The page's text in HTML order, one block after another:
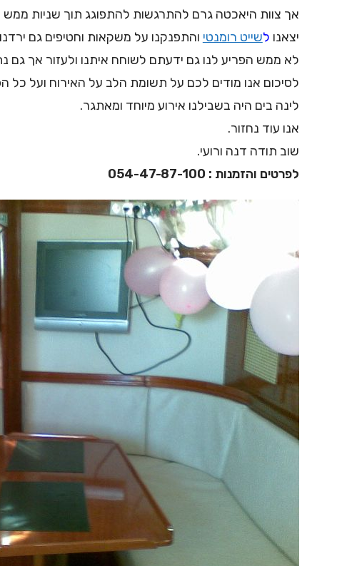
אך צוות היאכטה גרם להתרגשות להתפוגג תוך שניות ממש
יצאנו לשייט רומנטי והתפנקנו על משקאות וחטיפים גם ירדנו
לא ממש הפריע לנו גם ידעתם לשוחח איתנו ולעזור אך גם
לסיכום אנו מודים לכם על תשומת הלב על האירוח ועל כל
לינה בים היה בשבילנו אירוע מיוחד ומאתגר.
אנו עוד נחזור.
שוב תודה דנה ורועי.
לפרטים והזמנות : 054-47-87-100